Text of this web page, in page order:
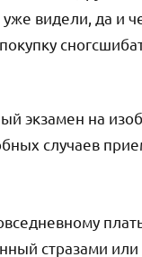
видели, да и
экзамен на
случаев
стразами